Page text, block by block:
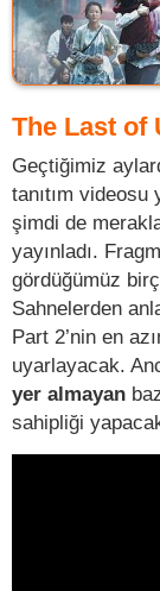
The Last of
Geçtiğimiz
tanıtım videosu
şimdi de
yayınladı.
gördüğümüz
Sahnelerden
Part 2’nin en
uyarlayacak.
yer almayan
sahipliği